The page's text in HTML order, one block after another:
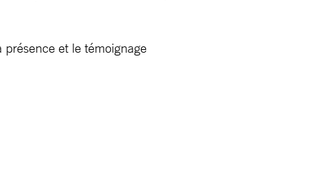
et le témoignage